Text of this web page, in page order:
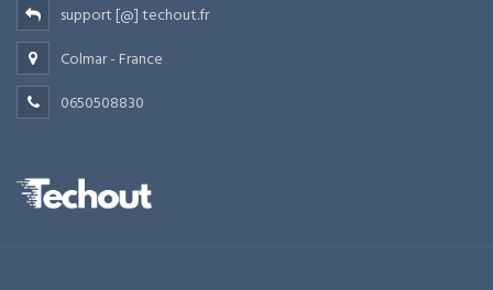
support [@] techout.fr
Colmar - France
0650508830